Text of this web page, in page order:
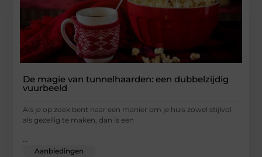
De magie van tunnelhaarden: een dubbelzijdig
vuurbeeld
Als je op zoek bent naar een manier om je huis zowel stijlvol
als gezellig te maken, dan is een
Aanbiedingen